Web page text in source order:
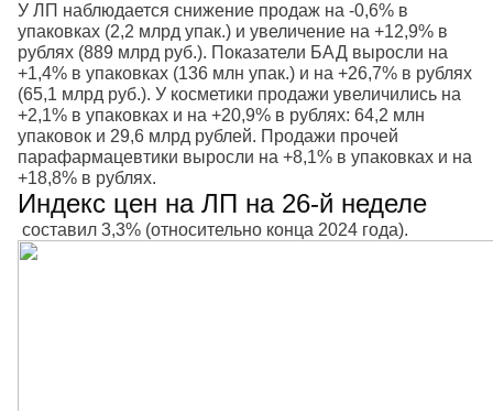
У ЛП наблюдается снижение продаж на -0,6% в
упаковках (2,2 млрд упак.) и увеличение на +12,9% в
рублях (889 млрд руб.). Показатели БАД выросли на
+1,4% в упаковках (136 млн упак.) и на +26,7% в рублях
(65,1 млрд руб.). У косметики продажи увеличились на
+2,1% в упаковках и на +20,9% в рублях: 64,2 млн
упаковок и 29,6 млрд рублей. Продажи прочей
парафармацевтики выросли на +8,1% в упаковках и на
+18,8% в рублях.
Индекс цен на ЛП на 26-й неделе
составил 3,3% (относительно конца 2024 года).